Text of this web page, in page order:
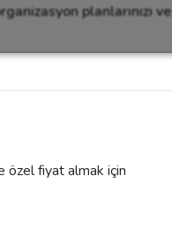
planlarınızı ve
özel fiyat almak için